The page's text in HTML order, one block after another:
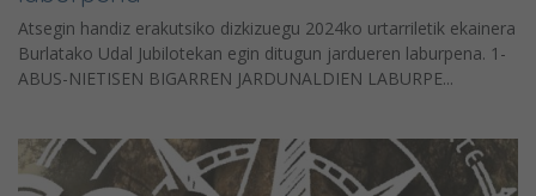
Atsegin handiz erakutsiko dizkizuegu 2024ko urtarriletik ekainera
Burlatako Udal Jubilotekan egin ditugun jardueren laburpena. 1-
ABUS-NIETISEN BIGARREN JARDUNALDIEN LABURPE...